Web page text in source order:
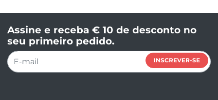
Assine e receba € 10 de desconto no
seu primeiro pedido.
INSCREVER-SE